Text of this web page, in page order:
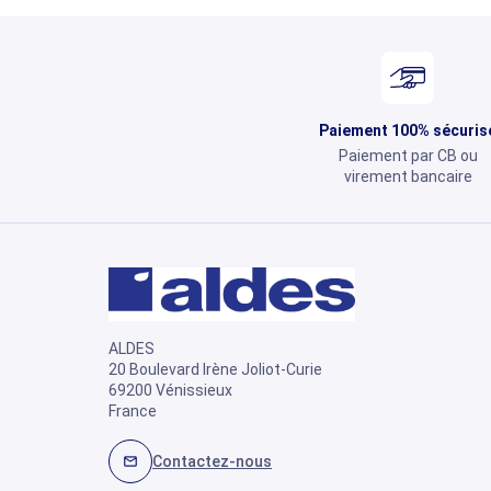
Paiement 100%
Paiement par CB ou
virement bancaire
ALDES
20 Boulevard Irène Joliot-Curie
69200 Vénissieux
France
mail Contactez-nous